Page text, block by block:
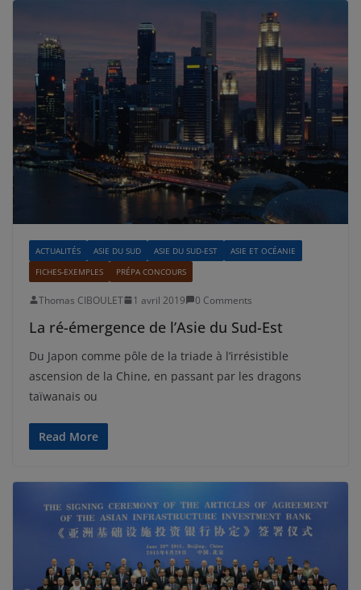
ACTUALITÉS ASIE DU SUD ASIE DU SUD-EST
ASIE ET OCÉANIE
FICHES-EXEMPLES
PRÉPA CONCOURS
Thomas CIBOULET 1 avril 2019 0 Comments
La ré-émergence de l’Asie du Sud-Est
Du Japon comme pôle de la triade à l’irrésistible
ascension de la Chine, en passant par les dragons
taïwanais ou
Read More